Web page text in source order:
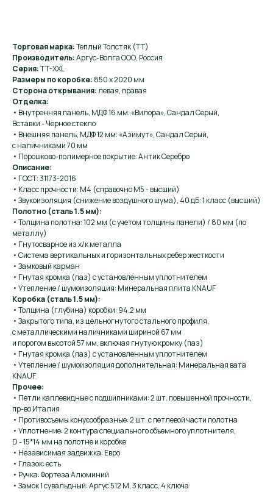
Торговая марка:Теплый Толстяк (ТТ)
Производитель:Аргус-Волга ООО, Россия
Серия:TT-XXL
Размеры по коробке: 850 х 2020 мм
Сторона открывания:левая, правая
Отделка:
• Внутренняя панель, МДФ 16 мм: «Вилора», Сандал Серый,
Вставки - Черное стекло
• Внешняя панель, МДФ 12 мм: «Азимут», Сандал Серый,
с наличниками 70 мм
• Порошково-полимерное покрытие: Антик Серебро
Описание:
• ГОСТ: 31173-2016
• Класс прочности: М4 (справочно М5 - высший)
• Звукоизоляция (снижение воздушного шума), 40 дБ: 1 класс (высший)
Полотно (сталь 1.5 мм):
• Толщина полотна: 102 мм (с учетом толщины панели) / 80 мм (по
металлу)
• Гнутосварное из х/к металла
• Система вертикальных и горизонтальных ребер жесткости
• Замковый карман
• Гнутая кромка (паз) с установленным уплотнителем
• Утепление / шумоизоляция: Минеральная плита KNAUF
Коробка (сталь 1.5 мм):
• Толщина (глубина) коробки: 94.2 мм
• Закрытого типа, из цельногнутого стального профиля,
с металлическими наличниками шириной 67 мм
и порогом высотой 57 мм, включая гнутую кромку (паз)
• Гнутая кромка (паз) с установленным уплотнителем
• Утепление / шумоизоляция дополнительная: Минеральная вата
KNAUF
Прочее:
• Петли каплевидные с подшипниками: 2 шт. повышенной прочности,
пр-во Италия
• Противосъемы конусообразные: 2 шт. с петлевой части полотна
• Уплотнение: 2 контура специального объемного уплотнителя,
D - 15*14 мм на полотне и коробке
• Независимая задвижка: Евро
• Глазок: есть
• Ручка: Фортеза Алюминий
• Замок 1 сувальдный: Аргус 512 М, 3 класс, 4 ключа